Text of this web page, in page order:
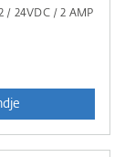
/ 24VDC / 2 AMP